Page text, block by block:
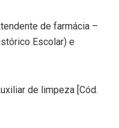
de farmácia –
Escolar) e
de limpeza [Cód.